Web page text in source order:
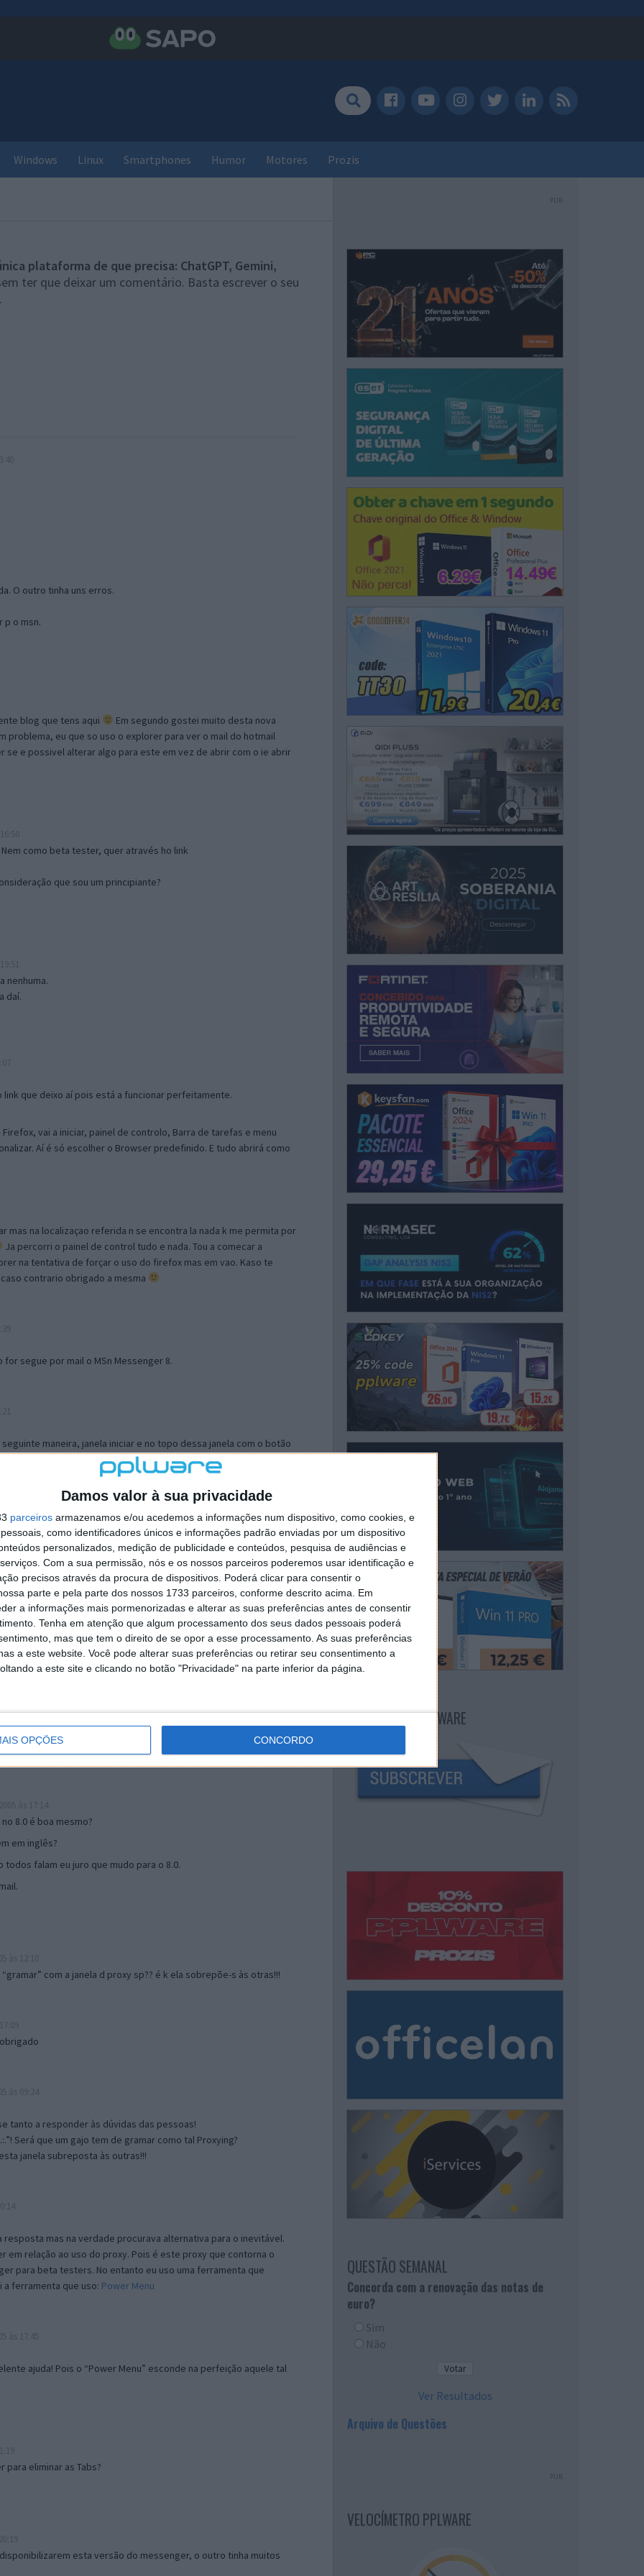
Damos valor à sua privacidade
parceiros armazenamos e/ou acedemos a informações num dispositivo, como cookies, e
como identificadores únicos e informações padrão enviadas por um dispositivo
personalizados, medição de publicidade e conteúdos, pesquisa de audiências e
Com a sua permissão, nós e os nossos parceiros poderemos usar identificação e
precisos através da procura de dispositivos. Poderá clicar para consentir o
parte e pela parte dos nossos 1733 parceiros, conforme descrito acima. Em
a informações mais pormenorizadas e alterar as suas preferências antes de consentir
Tenha em atenção que algum processamento dos seus dados pessoais poderá
mas que tem o direito de se opor a esse processamento. As suas preferências
a este website. Você pode alterar suas preferências ou retirar seu consentimento a
a este site e clicando no botão "Privacidade" na parte inferior da página.
OPÇÕES CONCORDO
Windows Linux Smartphones Humor Motores Prozis
plataforma de que precisa: ChatGPT, Gemini,
ter que deixar um comentário. Basta escrever o seu
O outro tinha uns erros.
p o msn.
blog que tens aqui
Em segundo gostei muito desta nova
problema, eu que so uso o explorer para ver o mail do hotmail
se e possivel alterar algo para este em vez de abrir com o ie abrir
como beta tester, quer através ho link
que sou um principiante?
nenhuma.
daí.
que deixo aí pois está a funcionar perfeitamente.
vai a iniciar, painel de controlo, Barra de tarefas e menu
Aí é só escolher o Browser predefinido. E tudo abrirá como
mas na localizaçao referida n se encontra la nada k me permita por
Ja percorri o painel de control tudo e nada. Tou a comecar a
na tentativa de forçar o uso do firefox mas em vao. Kaso te
contrario obrigado a mesma
for segue por mail o MSn Messenger 8.
maneira, janela iniciar e no topo dessa janela com o botão
separador Menu ‘Iniciar’ clica no botão ‘Personalizar’ aí
escolheres o Browser com que queres navegar e o gestor de
ao teu Firefox e nas ferramentas ou tools escolhes ‘Opções’ ou
e logo perto do fim encontras um local para colocares um visto
é o browser predefinido.
mail algum.
17:00
8.0 é boa mesmo?
em inglês?
falam eu juro que mudo para o 8.0.
com a janela d proxy sp?? é k ela sobrepõe-s às otras!!!
tanto a responder às dúvidas das pessoas!
Será que um gajo tem de gramar como tal Proxying?
janela subreposta às outras!!!
mas na verdade procurava alternativa para o inevitável.
em relação ao uso do proxy. Pois é este proxy que contorna o
para beta testers. No entanto eu uso uma ferramenta que
ferramenta que uso: Power Menu
ajuda! Pois o “Power Menu” esconde na perfeição aquele tal
para eliminar as Tabs?
esta versão do messenger, o outro tinha muitos
PUB
NEWSLETTER PPLWARE
QUESTÃO SEMANAL
Concorda com a renovação das notas de
euro?
Sim
Não
Ver Resultados
Arquivo de Questões
PUB
VELOCÍMETRO PPLWARE